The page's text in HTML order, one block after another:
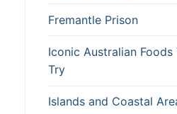
Fremantle Prison
Iconic Australian Foods
Try
Islands and Coastal